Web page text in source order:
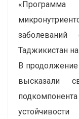
«Программа
заболеваний
Таджикистан
В продолжение
высказали